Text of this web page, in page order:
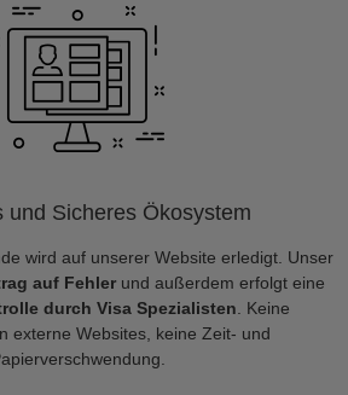
und Sicheres Ökosystem
wird auf unserer Website erledigt. Unser
auf Fehlerund außerdem erfolgt eine
durch Visa Spezialisten . Keine
externe Websites, keine Zeit- und